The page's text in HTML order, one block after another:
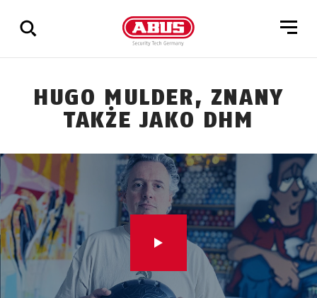
wszystkie
wyniki
HUGO MULDER, ZNANY
TAKŻE JAKO DHM